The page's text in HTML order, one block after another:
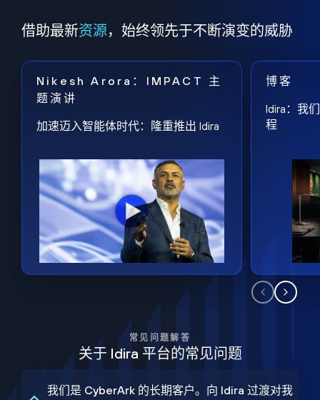
借助最新资源，始终领先于不断演变的威胁
Nikesh Arora：IMPACT 主
题演讲
加速迈入智能体时代：隆重推出 Idira
博客
Idira：我
程
常见问题解答
关于 Idira 平台的常见问题
我们是 CyberArk 的长期客户。向 Idira 过渡对我